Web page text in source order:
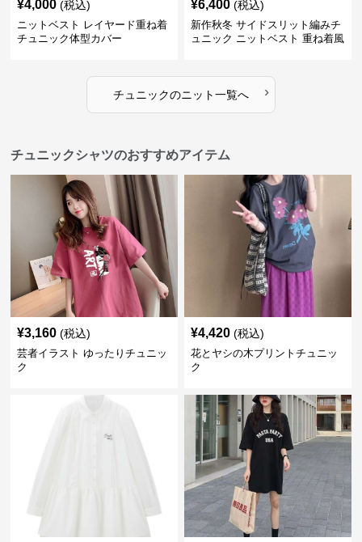
¥4,000 (税込)
ニットベスト レイヤード重ね着
チュニック体型カバー
¥6,400 (税込)
新作秋冬 サイドスリット編みチ
ュニック ニットベスト 重ね着風
チュニックのニット一覧へ ›
チュニックシャツのおすすめアイテム
¥3,160 (税込)
芸者イラスト ゆったりチュニッ
ク
¥4,420 (税込)
花とヤシの木プリントチュニッ
ク